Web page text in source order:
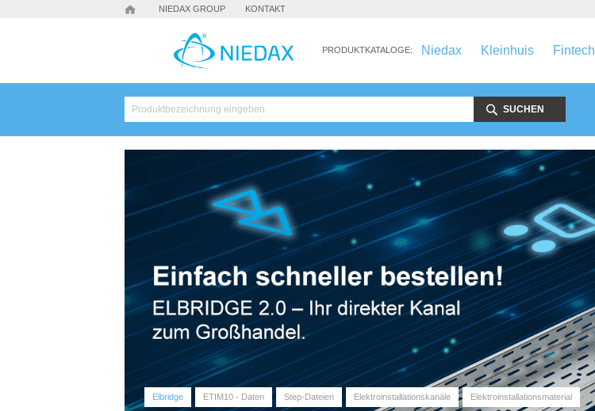
NIEDAX GROUP KONTAKT
PRODUKTKATALOGE: Niedax Kleinhuis Fintech
SUCHEN
Elbridge ETIM10 - Daten Step-Dateien Elektroinstallationskanäle Elektroinstallationsmaterial